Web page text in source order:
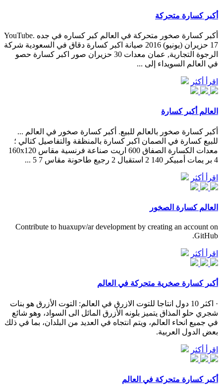
أكبر كسارة متحركة
أكبر كسارة صخور متحركة في العالم كبر كساره في جده YouTube.
17 حزيران (يونيو) 2016 صيانة اكبر كسارة دقاق في السعودية شركة
الرجوة التجارية, عمان معدات 30 حزيران صور اكبر كسارة حصو
في العالم السويداء إلى ...
اقرأ أكثر
العالم أكبر كسارة
أكبر كسارة صخور بالعالم للبيع. أكبر كسارة صخور في العالم ...
للبيع كسارة في الصمان اكبر كسارة بالمنظقة والتفاصيل كتالي ؛
معدات الكسارة الصفاق 600 اريت صناعة فرنسية مقاس 160x120
4 بر يمات أمبيكر 140 2 استقبال 2 رجيع طاحونة مقاس 7 5 ...
اقرأ أكثر
العالم كسارة الصخور
Contribute to huaxupv/ar development by creating an account on
GitHub.
اقرأ أكثر
أكبر كسارة صخرية متحركة في العالم
· اكثر 10 دول انتاجا للتوت الازرق في العالم: التوت الأزرق هو بنات
شجري حلو المذاق يتميز بلونه الأزرق المائل الى السواد، وهو شائع
في جميع انحاء العالم، ويتم انتجاه في العديد من البلدان، بما في ذلك
بعض الدول العربية.
اقرأ أكثر
أكبر كسارة متحركة في العالم